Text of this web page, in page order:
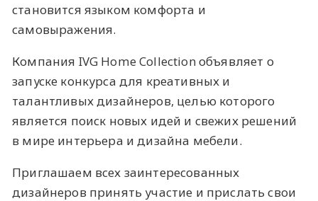
становится языком комфорта и
самовыражения.
Компания IVG Home Collection объявляет о
запуске конкурса для креативных и
талантливых дизайнеров, целью которого
является поиск новых идей и свежих решений
в мире интерьера и дизайна мебели.
Приглашаем всех заинтересованных
дизайнеров принять участие и прислать свои